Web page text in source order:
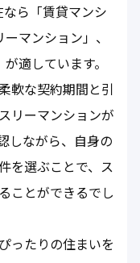
ら「賃貸マンシ
マンション」、
適しています。
軟な契約期間と引
リーマンションが
しながら、自身の
を選ぶことで、ス
ことができるでし
ったりの住まいを